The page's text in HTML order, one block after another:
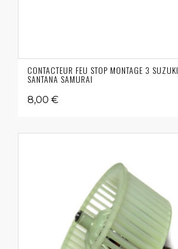
CONTACTEUR FEU STOP MONTAGE 3 SUZUKI
SANTANA SAMURAI
8,00 €